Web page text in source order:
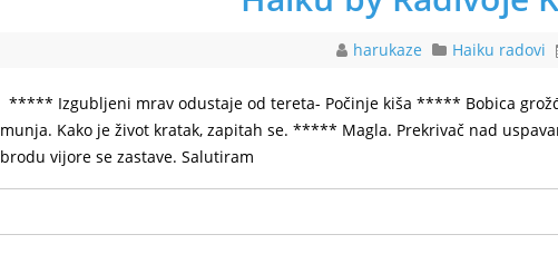
harukaze Haiku radovi
***** Izgubljeni mrav odustaje od tereta- Počinje kiša ***** Bobica
munja. Kako je život kratak, zapitah se. ***** Magla. Prekrivač nad
brodu vijore se zastave. Salutiram